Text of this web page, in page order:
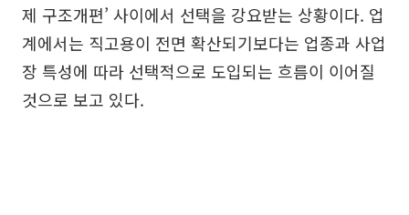
제 구조개편’ 사이에서 선택을 강요받는 상황이다. 업
계에서는 직고용이 전면 확산되기보다는 업종과 사업
장 특성에 따라 선택적으로 도입되는 흐름이 이어질
것으로 보고 있다.